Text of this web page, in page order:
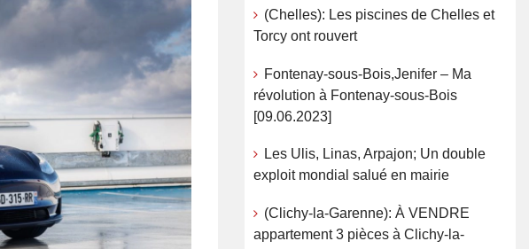
(Chelles): Les piscines de Chelles et
Torcy ont rouvert
Fontenay-sous-Bois,Jenifer – Ma
révolution à Fontenay-sous-Bois
[09.06.2023]
Les Ulis, Linas, Arpajon; Un double
exploit mondial salué en mairie
(Clichy-la-Garenne): À VENDRE
appartement 3 pièces à Clichy-la-